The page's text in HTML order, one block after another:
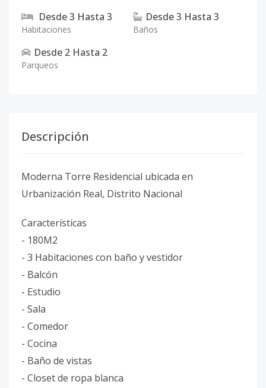
Desde3 Hasta 3
Habitaciones
Desde3 Hasta 3
Baños
Desde 2 Hasta 2
Parqueos
Descripción
Moderna Torre Residencial ubicada en
Urbanización Real, Distrito Nacional
Características
- 180M2
- 3 Habitaciones con baño y vestidor
- Balcón
- Estudio
- Sala
- Comedor
- Cocina
- Baño de vistas
- Closet de ropa blanca